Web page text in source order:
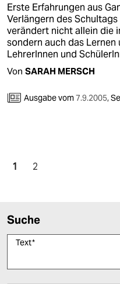
Erste Erfahrungen aus
Verlängern des
verändert nicht allein die
sondern auch das
LehrerInnen und
Von SARAH MERSCH
Ausgabe vom7.9.2005,
1 2
Suche
Text*